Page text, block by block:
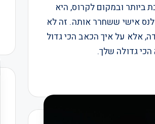
ביותר ובמקום לקרוס, היא
אישי ששחרר אותה. זה לא
אלא על איך הכאב הכי גדול
הכי גדולה שלך.